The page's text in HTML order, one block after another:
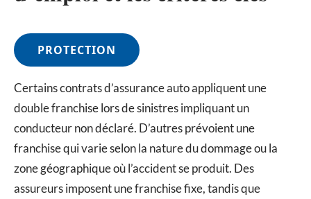
PROTECTION
Certains contrats d’assurance auto appliquent une
double franchise lors de sinistres impliquant un
conducteur non déclaré. D’autres prévoient une
franchise qui varie selon la nature du dommage ou la
zone géographique où l’accident se produit. Des
assureurs imposent une franchise fixe, tandis que